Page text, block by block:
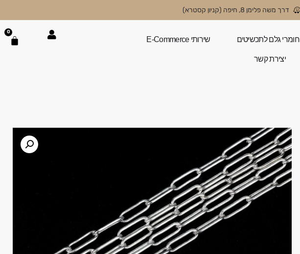
דרך משה פלימן 8, חיפה (קניון קסטרא)
חומרי גלם לתכשיטים שירותי E-Commerce
יצירת קשר
0